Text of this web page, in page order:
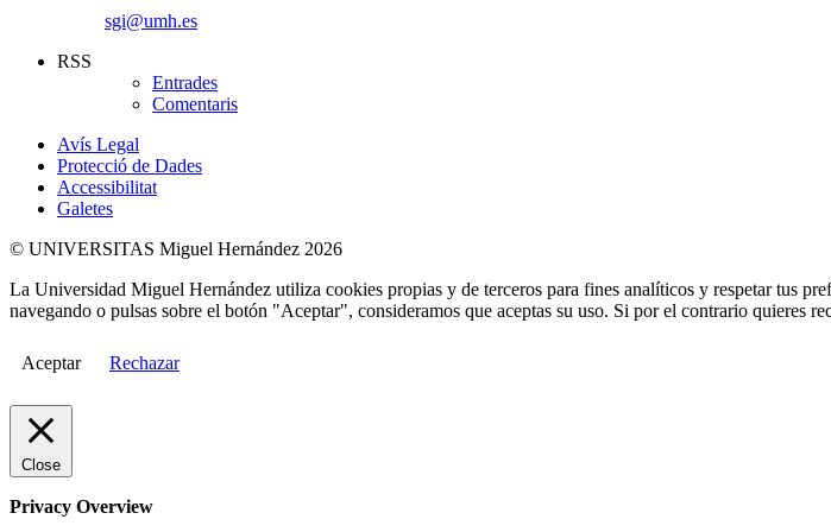
sgi@umh.es
RSS
Entrades
Comentaris
Avís Legal
Protecció de Dades
Accessibilitat
Galetes
© UNIVERSITAS Miguel Hernández 2026
La Universidad Miguel Hernández utiliza cookies propias y de terceros para fines analíticos y respetar tus
navegando o pulsas sobre el botón "Aceptar", consideramos que aceptas su uso. Si por el contrario quieres
Aceptar Rechazar
Close
Privacy Overview